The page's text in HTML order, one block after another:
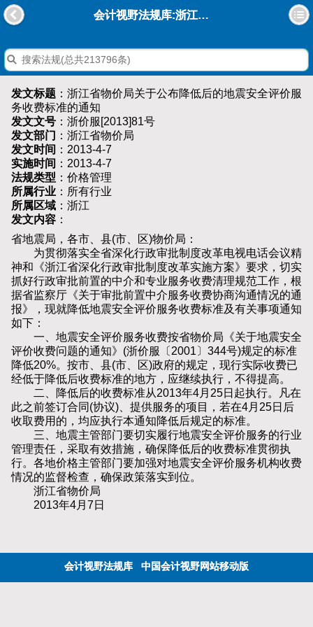
会计视野法规库:浙江省物价局关于公布降低后的地震安全评价服务收费标准的通知
发文标题 ：浙江省物价局关于公布降低后的地震安全评价服
务收费标准的通知
发文文号 ：浙价服[2013]81号
发文部门 ：浙江省物价局
发文时间 ：2013-4-7
实施时间 ：2013-4-7
法规类型 ：价格管理
所属行业 ：所有行业
所属区域 ：浙江
发文内容 ：
省地震局，各市、县(市、区)物价局：
为贯彻落实全省深化行政审批制度改革电视电话会议精
神和《浙江省深化行政审批制度改革实施方案》要求，切实
抓好行政审批前置的中介和专业服务收费清理规范工作，根
据省监察厅《关于审批前置中介服务收费协商沟通情况的通
报》，现就降低地震安全评价服务收费标准及有关事项通知
如下：
一、地震安全评价服务收费按省物价局《关于地震安全
评价收费问题的通知》(浙价服〔2001〕344号)规定的标准
降低20%。按市、县(市、区)政府的规定，现行实际收费已
经低于降低后收费标准的地方，应继续执行，不得提高。
二、降低后的收费标准从2013年4月25日起执行。凡在
此之前签订合同(协议)、提供服务的项目，若在4月25日后
收取费用的，均应执行本通知降低后规定的标准。
三、地震主管部门要切实履行地震安全评价服务的行业
管理责任，采取有效措施，确保降低后的收费标准贯彻执
行。各地价格主管部门要加强对地震安全评价服务机构收费
情况的监督检查，确保政策落实到位。
浙江省物价局
2013年4月7日
会计视野法规库 中国会计视野网站移动版